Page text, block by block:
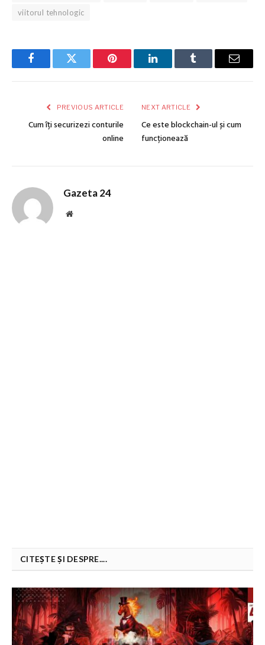
viitorul tehnologic
FacebookTwitter Pinterest LinkedInTumblr Email
PREVIOUS ARTICLE
Cum îți securizezi conturile
online
NEXT ARTICLE
Ce este blockchain-ul și cum
funcționează
Gazeta 24
Website
CITEȘTE ȘI DESPRE....